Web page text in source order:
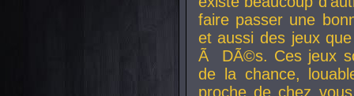
faire passer une
et aussi des jeux
Ã DÃ©s. Ces jeux
de la chance,
proche de chez